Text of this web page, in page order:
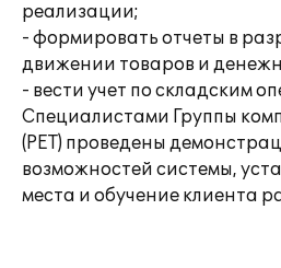
реализации;
- формировать отчеты в
движении товаров и
- вести учет по складским
Специалистами Группы
(РЕТ) проведены
возможностей системы,
места и обучение клиента